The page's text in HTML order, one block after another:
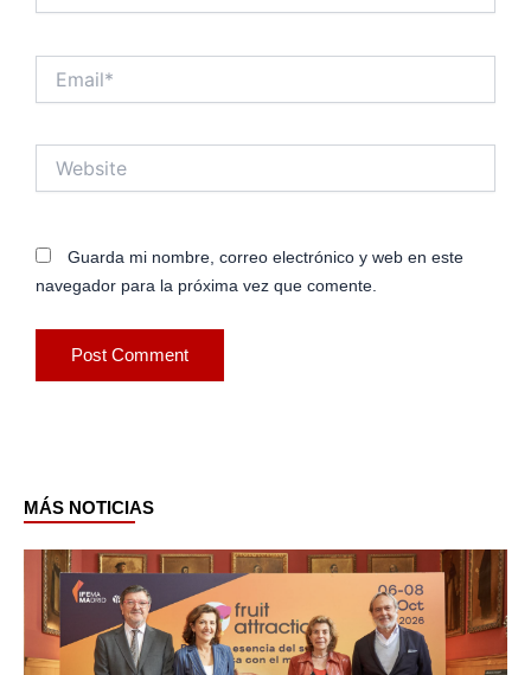
Guarda mi nombre, correo electrónico y web en este
navegador para la próxima vez que comente.
MÁS NOTICIAS
PagePagePagePagePage Page